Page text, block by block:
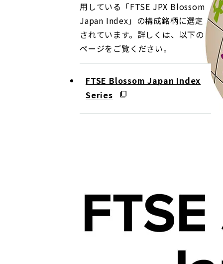
用している「FTSE JPX Blossom
Japan Index」の構成銘柄に選定
されています。詳しくは、以下の
ページをご覧ください。
FTSE Blossom Japan Index
Series